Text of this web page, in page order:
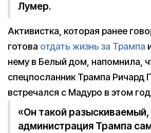
Лумер.
Активистка, которая ранее
готова отдать жизнь за Трампа
нему в Белый дом, напомнила,
спецпосланник Трампа Ричард
встречался с Мадуро в этом
«Он такой разыскиваемый,
администрация Трампа